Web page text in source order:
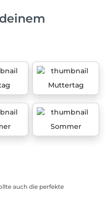
Muttertag
Sommer
auch die perfekte